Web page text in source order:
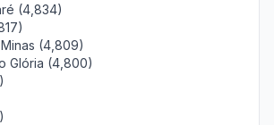
(4,834)
(4,809)
Glória (4,800)